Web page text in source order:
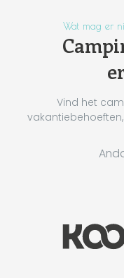
Wat mag er
Vind het